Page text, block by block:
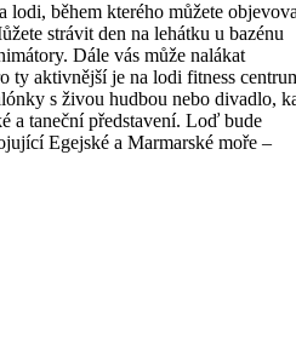
lodi, během kterého můžete
strávit den na lehátku u bazénu
Dále vás může nalákat
ty aktivnější je na lodi fitness
s živou hudbou nebo divadlo,
a taneční představení. Loď bude
Egejské a Marmarské moře –